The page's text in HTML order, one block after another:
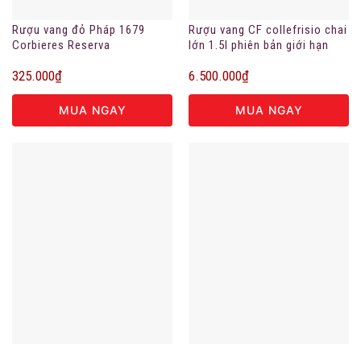
Rượu vang đỏ Pháp 1679
Corbieres Reserva
325.000₫
MUA NGAY
Rượu vang CF collefrisio chai
lớn 1.5l phiên bản giới hạn
6.500.000₫
MUA NGAY